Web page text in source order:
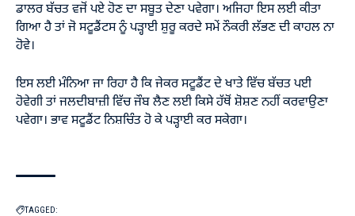
ਡਾਲਰ ਬੱਚਤ ਵਜੋਂ ਪਏ ਹੋਣ ਦਾ ਸਬੂਤ ਦੇਣਾ ਪਵੇਗਾ। ਅਜਿਹਾ ਇਸ ਲਈ ਕੀਤਾ
ਗਿਆ ਹੈ ਤਾਂ ਜੋ ਸਟੂਡੈਂਟਸ ਨੂੰ ਪੜ੍ਹਾਈ ਸ਼ੁਰੂ ਕਰਦੇ ਸਮੇਂ ਨੌਕਰੀ ਲੱਭਣ ਦੀ ਕਾਹਲ ਨਾ
ਹੋਵੇ।
ਇਸ ਲਈ ਮੰਨਿਆ ਜਾ ਰਿਹਾ ਹੈ ਕਿ ਜੇਕਰ ਸਟੂਡੈਂਟ ਦੇ ਖਾਤੇ ਵਿੱਚ ਬੱਚਤ ਪਈ
ਹੋਵੇਗੀ ਤਾਂ ਜਲਦੀਬਾਜ਼ੀ ਵਿੱਚ ਜੌਬ ਲੈਣ ਲਈ ਕਿਸੇ ਹੱਥੋਂ ਸ਼ੋਸ਼ਣ ਨਹੀਂ ਕਰਵਾਉਣਾ
ਪਵੇਗਾ। ਭਾਵ ਸਟੂਡੈਂਟ ਨਿਸ਼ਚਿੰਤ ਹੋ ਕੇ ਪੜ੍ਹਾਈ ਕਰ ਸਕੇਗਾ।
TAGGED: